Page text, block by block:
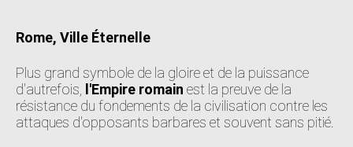
Rome, Ville Éternelle
Plus grand symbole de la gloire et de la puissance
d'autrefois,
l'Empire romain est la preuve de la
résistance du fondements de la civilisation contre les
attaques d'opposants barbares et souvent sans pitié.